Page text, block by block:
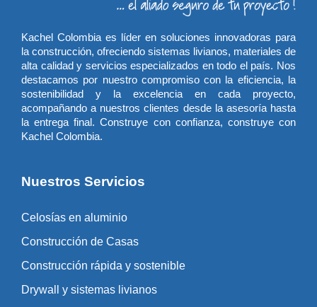
Kachel Colombia es líder en soluciones innovadoras para
la construcción, ofreciendo sistemas livianos, materiales de
alta calidad y servicios especializados en todo el país. Nos
destacamos por nuestro compromiso con la eficiencia, la
sostenibilidad y la excelencia en cada proyecto,
acompañando a nuestros clientes desde la asesoría hasta
la entrega final. Construye con confianza, construye con
Kachel Colombia.
Nuestros Servicios
Celosías en aluminio
Construcción de Casas
Construcción rápida y sostenible
Drywall y sistemas livianos